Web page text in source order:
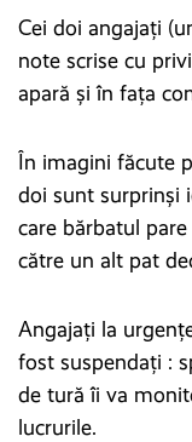
Cei doi angajaţi
note scrise cu
apară și în faţa
În imagini făcute
doi sunt surprinși
care bărbatul
către un alt pat
Angajați la
fost suspendați :
de tură îi va
lucrurile.